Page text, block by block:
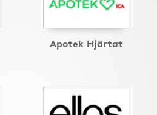
Apotek Hjärtat